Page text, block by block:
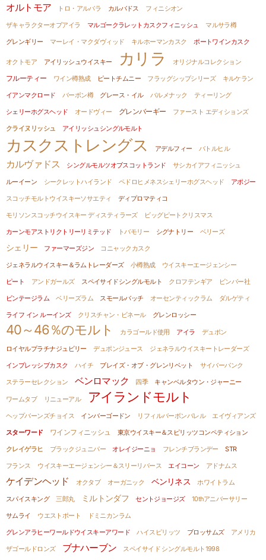
オルトモア トロ・アルバラ カルバドス
フィニシオン
ザキャラクターオブアイラ
マルゴークラレットカスクフィニッシュ
マルサラ樽
グレンギリー
マーレイ・マクダヴィッド キルホーマンカスク ポートワインカスク
オクトモア アイリッシュウイスキー カリラ
オリジナルコレクション
フルーティー
ワイン樽熟成 ピートチムニー フラッグシップシリーズ
キルケラン
イアンマクロード
バーボン樽 グレース・イル バルメナック
ティーリング
シェリーホグスヘッド
オードヴィー グレンバーギー
ファースト エディションズ
クライヌリッシュ
アイリッシュシングルモルト
カスクストレングス アデルフィー バトルヒル
カルヴァドス シングルモルツオブスコットランド
サシカイアフィニッシュ
ルーイーン
シークレットハイランド ペドロヒメネスシェリーホグスヘッド
アポジー
スコッチモルトウイスキーソサエティ
ディプロマティコ
モリソンスコッチウイスキー ディスティラーズ
ビッグピートクリスマス
カーンモアストリクトリーリミテッド
トバモリー シグナトリー ベリーズ
シェリー ファーマーズジン
コニャックカスク
ジェネラルウイスキー＆ラムトレーダーズ
小樽熟成
ウイスキーエージェンシー
ピート
アンドガールズ スペイサイドシングルモルト クロフテンギア
ビンバー社
ビンテージラム
ベリーズラム スモールバッチ オーセンティックラム
ダルゲティ
ライフ イン ルーインズ
クリスチャン・ビネール グレンロッシー
40～46％のモルト カラゴールド使用 アイラ
デュポン
ロイヤルプラチナジュビリー
デュポンジュース
ジェネラルウイスキートレーダーズ
インプレッシブカスク
ハイチ ブレイズ・オブ・グレンリベット
サイバーパンク
ステラーセレクション
ベンロマック 四季 キャンベルタウン・ジャーニー
ワームタブ リニューアル アイランドモルト
ヘップバーンズチョイス インバーゴードン リフィルバーボンバレル
エイヴィアンズ
スターワード
ワインフィニッシュ
東京ウイスキー＆スピリッツコンペティション
クレイゲラヒ
ブラックジュニパー オレイジーニョ フレンチブランデー
STR
フランス
ウイスキーエージェンシー＆スリーリバース エイコーン アドナムス
ケイデンヘッド オクタブ オーガニック ベンリネス
ホワイトラム
スパイスキング
三郎丸 ミルトンダフ セントジョージズ
10thアニバーサリー
サムライ
ウエストポート
ドミニカンラム
グレンアラヒーワールドウイスキーアワード
ハイスピリッツ ブロッサムズ
アメリカ
ザゴールドロンズ
ブナハーブン
スペイサイド シングルモルト1998